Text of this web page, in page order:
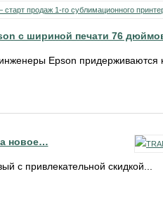
с шириной печати 76
Epson придерживаются
новое…
с привлекательной скидкой...